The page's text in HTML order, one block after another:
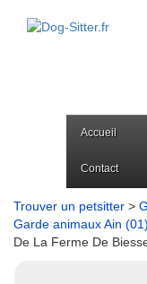
Accueil
Contact
Trouver un petsitter >
Garde animaux Ain (01)
De La Ferme De